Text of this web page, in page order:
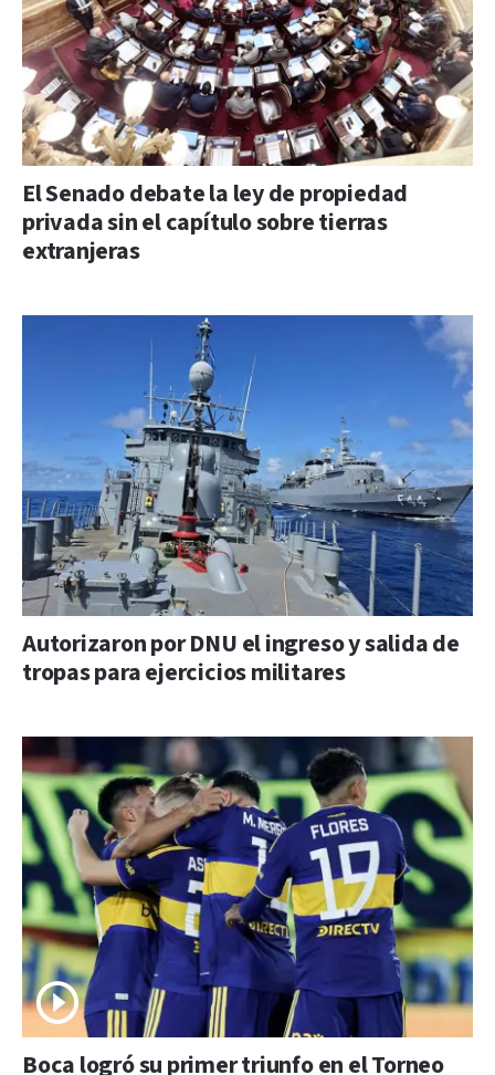
El Senado debate la ley de propiedad
privada sin el capítulo sobre tierras
extranjeras
Autorizaron por DNU el ingreso y salida de
tropas para ejercicios militares
Boca logró su primer triunfo en el Torneo